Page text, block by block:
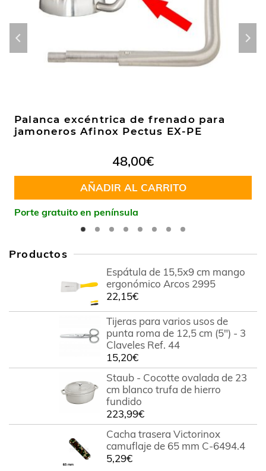
Palanca excéntrica de frenado para
jamoneros Afinox Pectus EX-PE
48,00€
AÑADIR AL CARRITO
Porte gratuito en península
Productos
Espátula de 15,5x9 cm mango
ergonómico Arcos 2995
22,15€
Tijeras para varios usos de
punta roma de 12,5 cm (5") - 3
Claveles Ref. 44
15,20€
Staub - Cocotte ovalada de 23
cm blanco trufa de hierro
fundido
223,99€
Cacha trasera Victorinox
camuflaje de 65 mm C-6494.4
5,29€